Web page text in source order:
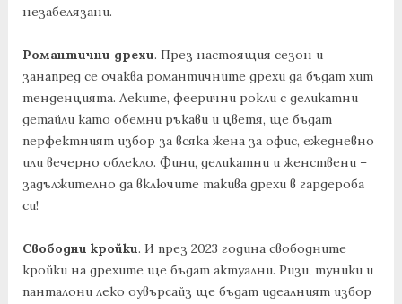
незабелязани.
Романтични дрехи. През настоящия сезон и
занапред се очаква романтичните дрехи да бъдат хит
тенденцията. Леките, феерични рокли с деликатни
детайли като обемни ръкави и цветя, ще бъдат
перфектният избор за всяка жена за офис, ежедневно
или вечерно облекло. Фини, деликатни и женствени –
задължително да включите такива дрехи в гардероба
си!
Свободни кройки. И през 2023 година свободните
кройки на дрехите ще бъдат актуални. Ризи, туники и
панталони леко оувърсайз ще бъдат идеалният избор